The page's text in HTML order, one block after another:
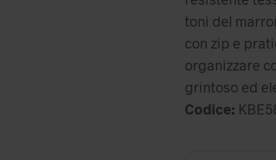
toni del
con zip e
organizzare
grintoso ed
Codice: